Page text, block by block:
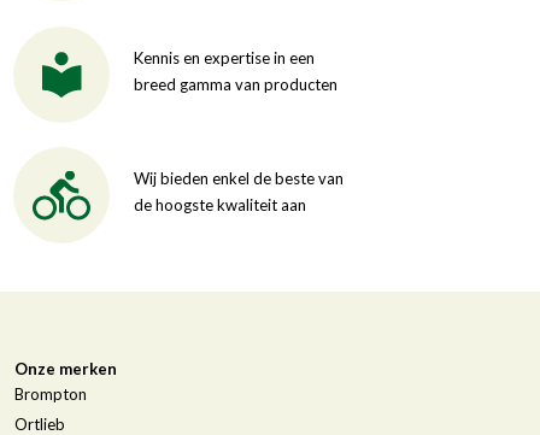
Kennis en expertise in een
breed gamma van producten
Wij bieden enkel de beste van
de hoogste kwaliteit aan
Onze merken
Brompton
Ortlieb